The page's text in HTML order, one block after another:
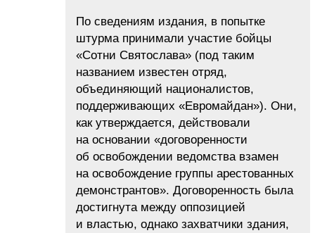
По сведениям издания, в попытке
штурма принимали участие бойцы
«Сотни Святослава» (под таким
названием известен отряд,
объединяющий националистов,
поддерживающих «Евромайдан»). Они,
как утверждается, действовали
на основании «договоренности
об освобождении ведомства взамен
на освобождение группы арестованных
демонстрантов». Договоренность была
достигнута между оппозицией
и властью, однако захватчики здания,